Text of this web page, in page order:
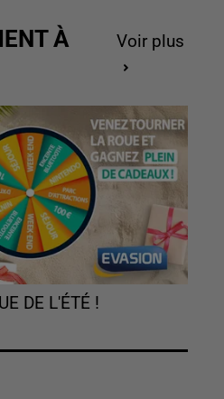
À
Voir plus
DE L'ÉTÉ !